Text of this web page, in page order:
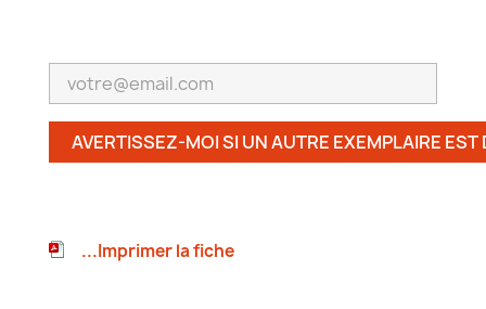
AVERTISSEZ-MOI SI UN AUTRE EXEMPLAIRE EST
...Imprimer la fiche